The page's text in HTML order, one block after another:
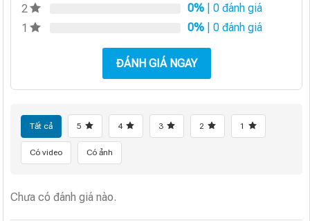
2
0% | 0 đánh giá
1
0% | 0 đánh giá
ĐÁNH GIÁ NGAY
Tất cả 5 4 3 2 1
Có video Có ảnh
Chưa có đánh giá nào.